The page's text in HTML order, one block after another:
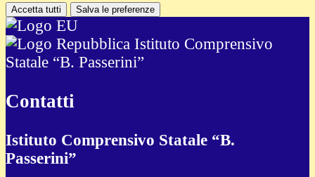
Accetta tutti Salva le preferenze
Istituto Comprensivo
Statale “B. Passerini”
Contatti
Istituto Comprensivo Statale “B.
Passerini”